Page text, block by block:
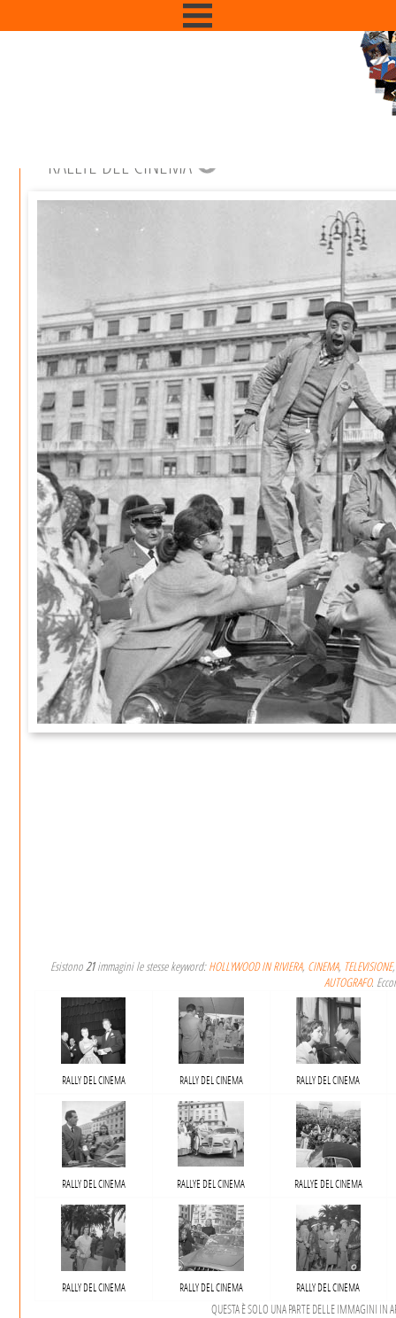
RALLYE DEL CINEMA
Esistono21immagini le stesse keyword:HOLLYWOOD IN RIVIERA, CINEMA, TELEVISIONE
AUTOGRAFO.
RALLY DEL CINEMA RALLY DEL CINEMA RALLY DEL CINEMA
RALLY DEL CINEMA RALLYE DEL CINEMA RALLYE DEL CINEMA
RALLY DEL CINEMA RALLY DEL CINEMA RALLY DEL CINEMA
QUESTA È SOLO UNA PARTE DELLE IMMAGINI